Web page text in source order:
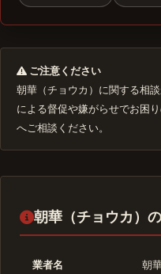
ご注意ください
朝華（チョウカ）に関する相
による督促や嫌がらせでお困
へご相談ください。
朝華（チョウカ）
業者名 朝